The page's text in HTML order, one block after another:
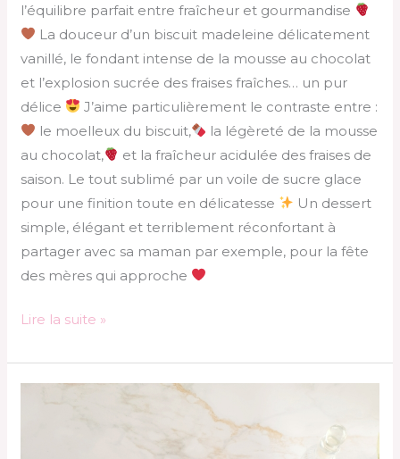
l’équilibre parfait entre fraîcheur et gourmandise
La douceur d’un biscuit madeleine délicatement
vanillé, le fondant intense de la mousse au chocolat
et l’explosion sucrée des fraises fraîches… un pur
délice
J’aime particulièrement le contraste entre :
le moelleux du biscuit,
la légèreté de la mousse
au chocolat,
et la fraîcheur acidulée des fraises de
saison. Le tout sublimé par un voile de sucre glace
pour une finition toute en délicatesse
Un dessert
simple, élégant et terriblement réconfortant à
partager avec sa maman par exemple, pour la fête
des mères qui approche
Lire la suite »